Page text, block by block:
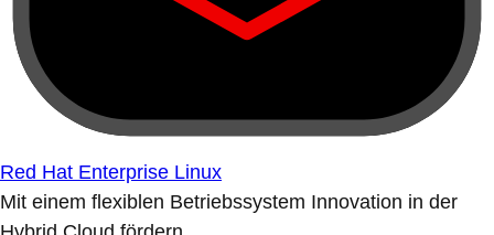
Red Hat Enterprise Linux
Mit einem flexiblen Betriebssystem Innovation in der